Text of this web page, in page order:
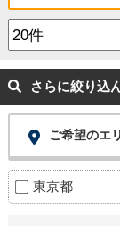
さらに絞り込
ご希望のエ
東京都